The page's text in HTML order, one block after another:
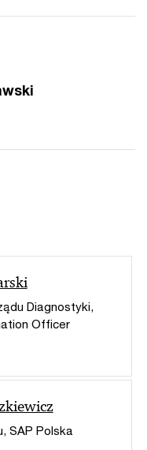
Diagnostyki,
Officer
SAP Polska